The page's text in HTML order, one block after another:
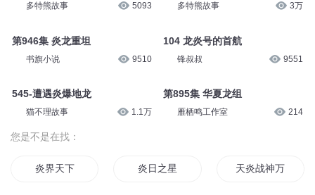
多特熊故事 5093
第946集 炎龙重坦
书旗小说 9510
545-遭遇炎爆地龙
猫不理故事 1.1万
多特熊故事 3万
104 龙炎号的首航
锋叔叔 9551
第895集 华夏龙组
雁栖鸣工作室 214
您是不是在找：
炎界天下 炎日之星 天炎战神万世魔尊